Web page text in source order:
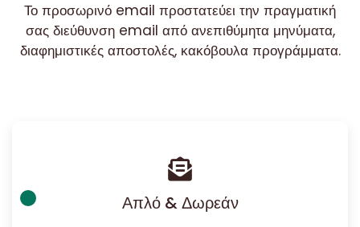
Το προσωρινό email προστατεύει την πραγματική
σας διεύθυνση email από ανεπιθύμητα μηνύματα,
διαφημιστικές αποστολές, κακόβουλα προγράμματα.
Απλό & Δωρεάν